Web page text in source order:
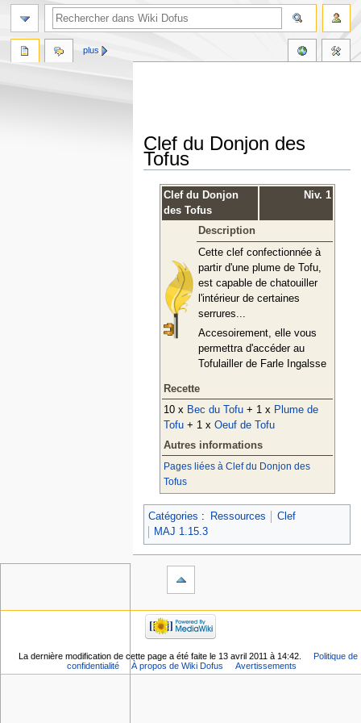
Clef du Donjon des
Tofus
Clef du Donjon
des Tofus
Niv. 1
Description
Cette clef confectionnée à
partir d'une plume de Tofu,
est capable de chatouiller
l'intérieur de certaines
serrures...
Accesoirement, elle vous
permettra d'accéder au
Tofulailler de Farle Ingalsse
Recette
10 x Bec du Tofu+ 1 x Plume de
Tofu+ 1 x Oeuf de Tofu
Autres informations
Pages liées à Clef du Donjon des
Tofus
Catégories : Ressources
Clef
MAJ 1.15.3
plus
La dernière modification de cette page a été faite le 13 avril 2011 à 14:42.
Politique de
confidentialité
À propos de Wiki Dofus Avertissements